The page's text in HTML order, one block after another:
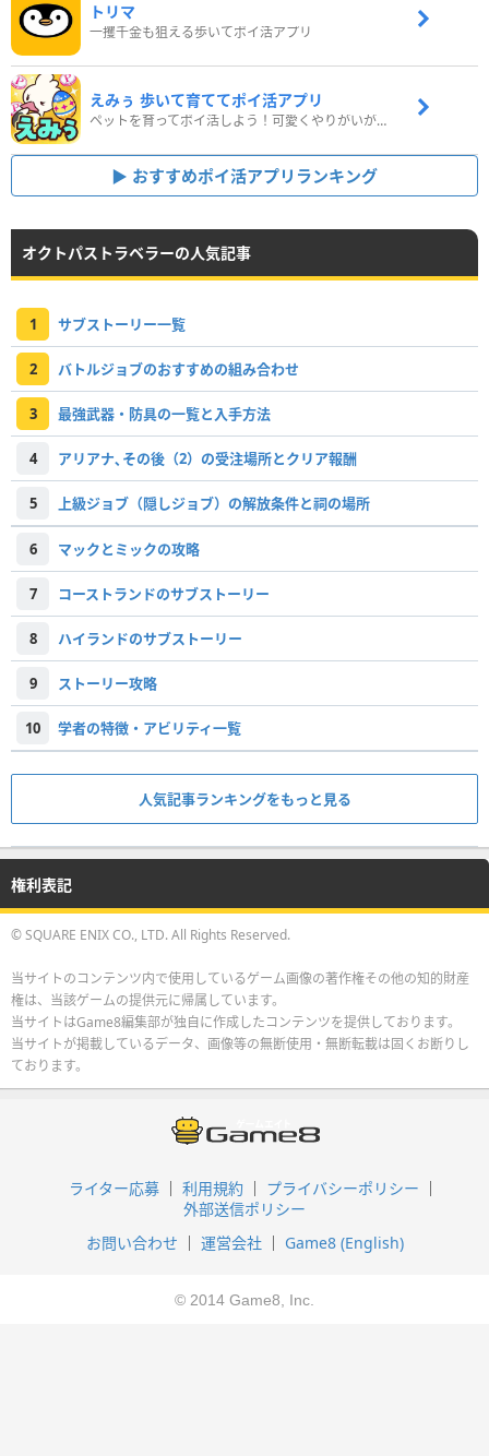
トリマ
一攫千金も狙える歩いてポイ活アプリ
えみぅ 歩いて育ててポイ活アプリ
ペットを育ってポイ活しよう！可愛くやりがいがある新感覚アプリ
おすすめポイ活アプリランキング
オクトパストラベラーの人気記事
1 サブストーリー一覧
2 バトルジョブのおすすめの組み合わせ
3 最強武器・防具の一覧と入手方法
4 アリアナ､その後（2）の受注場所とクリア報酬
5 上級ジョブ（隠しジョブ）の解放条件と祠の場所
6 マックとミックの攻略
7 コーストランドのサブストーリー
8 ハイランドのサブストーリー
9 ストーリー攻略
10 学者の特徴・アビリティ一覧
人気記事ランキングをもっと見る
権利表記
© SQUARE ENIX CO., LTD. All Rights Reserved.
当サイトのコンテンツ内で使用しているゲーム画像の著作権その他の知的財産
権は、当該ゲームの提供元に帰属しています。
当サイトはGame8編集部が独自に作成したコンテンツを提供しております。
当サイトが掲載しているデータ、画像等の無断使用・無断転載は固くお断りし
ております。
ライター応募 利用規約
プライバシーポリシー
外部送信ポリシー
お問い合わせ
運営会社 Game8 (English)
© 2014 Game8, Inc.